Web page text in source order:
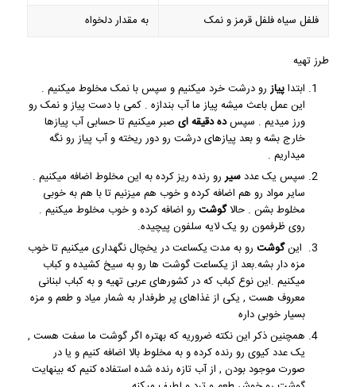
فلفل سیاه فلفل قرمز و نمک
به مقدار دلخواه
طرز تهیه
ابتداپیازرو درشت خرد میکنیم و سپس با نمک مخلوط میکنیم .
این عمل باعث میشه پیاز ما آب بندازه . کمی با دست پیاز و نمک رو
ورز میدیم . سپسده دقیقه ایصبر میکنیم تا حسابی آب پیازها
خارج بشه و بعد پیازهای درشت رو دور ریخته و آب پیاز رو نگه
میداریم .
سپس یک عددسیررو رنده ریز کرده به این مخلوط اضافه میکنیم .
سایر مواد رو هم اضافه کرده و خوب هم میزنیم تا با هم به خوبی
مخلوط بشن . حالاگوشترو اضافه کرده و خوب مخلوط میکنیم .
روی ظرفمون رو یک لایه سلفون پیچیده.
اینگوشترو به مدت یکساعت در یخچال نگهداری میکنیم تا خوب
مزه دار بشه.بعد از یکساعت گوشت ها رو به سیخ کشیده و کباب
میکنیم .این نوع کباب که در کشورهای عربی تهیه و به کباب لبنانی
معروف هست , یکی از غذاهای پر طرفدار به شمار میاد و طعم و مزه
بسیار خوبی داره
همچنین ذکر این نکته ضروریه که بهتره اگر گوشت ما سفت هست ,
یک عدد کیوی رو رنده کرده و به مخلوط بالا اضافه کنیم و یا در
صورت موجود بودن , از آب تازه رنده شده استفاده کنیم که بینهایت